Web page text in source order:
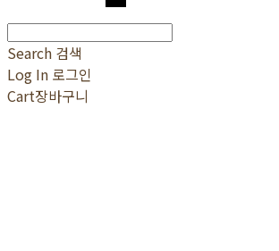
Search 검색
Log In 로그인
Cart장바구니